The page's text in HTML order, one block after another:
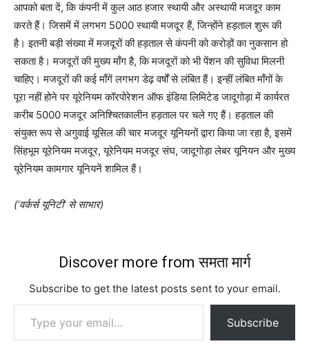
आपको बता दें, कि कंपनी में कुल आठ हजार स्थायी और अस्थायी मजदूर काम
करते हैं। जिसमें में लगभग 5000 स्थायी मजदूर हैं, जिन्होंने हड़ताल शुरू की
है। इतनी बड़ी संख्या में मजदूरों की हड़ताल से कंपनी को करोड़ों का नुकसान हो
सकता है। मजदूरों की मुख्य माँग है, कि मजदूरों को भी पेंशन की सुविधा मिलनी
चाहिए। मजदूरों की कई माँगें लगभग डेढ़ वर्षों से लंबित हैं। इन्हीं लंबित माँगों के
पूरा नहीं होने पर यूरेनियम कॉरपोरेशन ऑफ इंडिया लिमिटेड जादूगोड़ा में कार्यरत
करीब 5000 मजदूर अनिश्चितकालीन हड़ताल पर चले गए हैं। हड़ताल की
संयुक्त रूप से अगुवाई यूसिल की चार मजदूर यूनियनों द्वारा किया जा रहा है, इसमें
सिंहभूम यूरेनियम मजदूर, यूरेनियम मजदूर संघ, जादूगोड़ा लेबर यूनियन और मुख्य
यूरेनियम कामगार यूनियनें शामिल हैं।
(‘वर्कर्स यूनिटी’ से साभार)
Discover more from समता मार्ग
Subscribe to get the latest posts sent to your email.
Type your email…
Subscribe